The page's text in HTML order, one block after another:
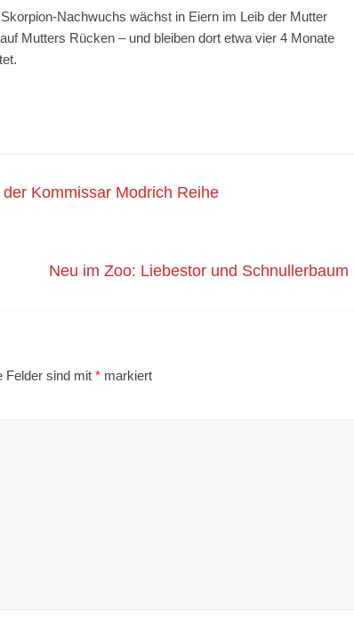
Nachwuchs wächst in Eiern im Leib der Mutter
Mutters Rücken – und bleiben dort etwa vier 4 Monate
Kommissar Modrich Reihe
Neu im Zoo: Liebestor und Schnullerbaum
Felder sind mit * markiert